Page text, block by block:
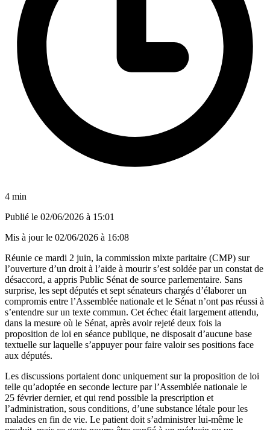
4 min
Publié le 02/06/2026 à 15:01
Mis à jour le 02/06/2026 à 16:08
Réunie ce mardi 2 juin, la commission mixte paritaire (CMP) sur
l’ouverture d’un droit à l’aide à mourir s’est soldée par un constat de
désaccord, a appris Public Sénat de source parlementaire. Sans
surprise, les sept députés et sept sénateurs chargés d’élaborer un
compromis entre l’Assemblée nationale et le Sénat n’ont pas réussi à
s’entendre sur un texte commun. Cet échec était largement attendu,
dans la mesure où le Sénat, après avoir rejeté deux fois la
proposition de loi en séance publique, ne disposait d’aucune base
textuelle sur laquelle s’appuyer pour faire valoir ses positions face
aux députés.
Les discussions portaient donc uniquement sur la proposition de loi
telle qu’adoptée en seconde lecture par l’Assemblée nationale le
25 février dernier, et qui rend possible la prescription et
l’administration, sous conditions, d’une substance létale pour les
malades en fin de vie. Le patient doit s’administrer lui-même le